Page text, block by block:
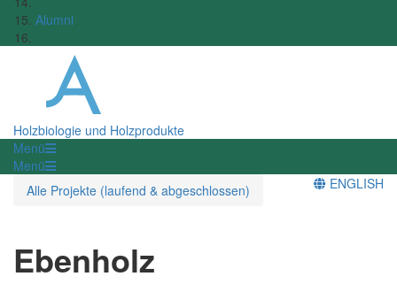
Alumni
Holzbiologie und Holzprodukte
Menü
Menü
Alle Projekte (laufend & abgeschlossen)
ENGLISH
Ebenholz